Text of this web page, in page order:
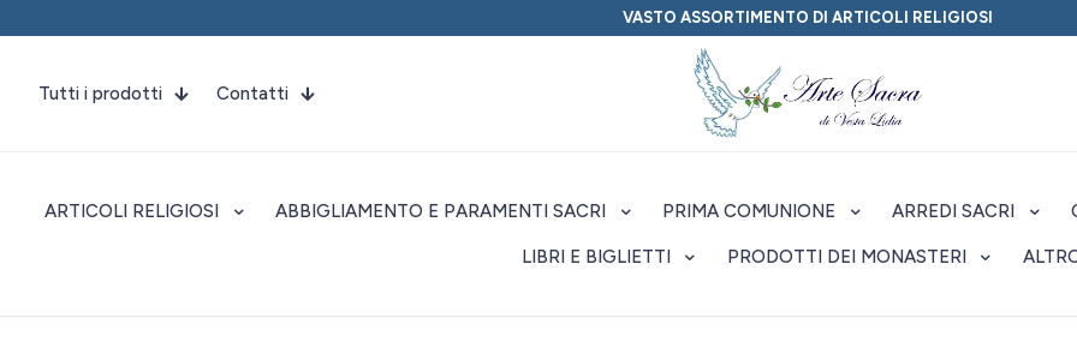
VASTO ASSORTIMENTO DI ARTICOLI RELIGIOSI
Tutti i prodotti Contatti
ARTICOLI RELIGIOSI ABBIGLIAMENTO E PARAMENTI SACRI PRIMA COMUNIONE ARREDI SACRI
LIBRI E BIGLIETTI PRODOTTI DEI MONASTERI